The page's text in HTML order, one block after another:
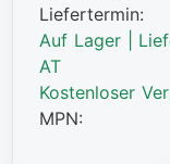
Liefertermin:
Auf Lager |
AT
Kostenloser
MPN: